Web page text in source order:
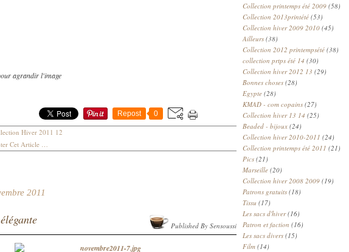
agrandir l'image
Repost 0
Hiver 2011 12
Cet Article …
2011
Published By Sensoussi
Collection printemps été 2009 (58)
Collection 2013printété (53)
Collection hiver 2009 2010 (45)
Ailleurs (38)
Collection 2012 printempsété (38)
collection prtps été 14 (30)
Collection hiver 2012 13 (29)
Bonnes choses (28)
Egypte (28)
KMAD - com copains (27)
Collection hiver 13 14 (25)
Beaded - bijoux (24)
Collection hiver 2010-2011 (24)
Collection printemps été 2011 (21)
Pics (21)
Marseille (20)
Collection hiver 2008 2009 (19)
Patrons gratuits (18)
Tissu (17)
Les sacs d'hiver(16)
Patron et faction (16)
Les sacs divers (15)
Film (14)